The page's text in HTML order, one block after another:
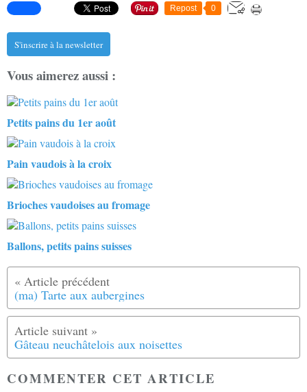
Repost 0
S'inscrire à la newsletter
Vous aimerez aussi :
Petits pains du 1er août
Pain vaudois à la croix
Brioches vaudoises au fromage
Ballons, petits pains suisses
(ma) Tarte aux aubergines
Gâteau neuchâtelois aux noisettes
COMMENTER CET ARTICLE